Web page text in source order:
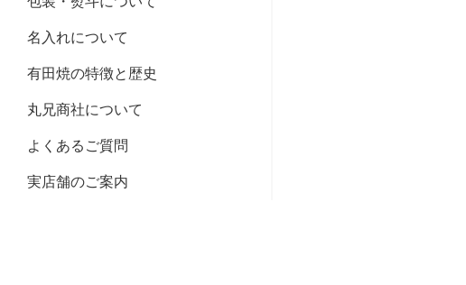
名入れについて
有田焼の特徴と歴史
丸兄商社について
よくあるご質問
実店舗のご案内